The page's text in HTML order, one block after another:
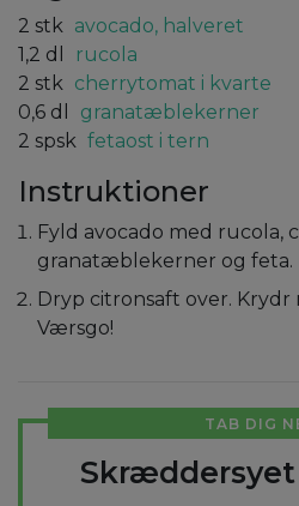
2 stk avocado, halveret
1,2 dl
rucola
2 stk cherrytomat i kvarte
0,6 dl
granatæblekerner
2 spsk fetaost i tern
Instruktioner
Fyld avocado med rucola,
granatæblekerner og feta.
Dryp citronsaft over. Krydr
Værsgo!
TAB DIG